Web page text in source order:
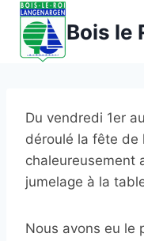
Aller
contenu
Bois le
Du vendredi 1er
déroulé la fête de
chaleureusement
jumelage à la
Nous avons eu le